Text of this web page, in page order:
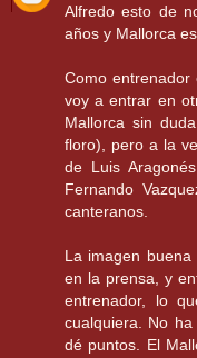
Alfredo esto de
años y Mallorca
Como
voy a entrar en
Mallorca sin
floro), pero a la
de Luis
Fernando
canteranos.
La imagen
en la prensa, y
entrenador, lo
cualquiera. No
dé puntos. El